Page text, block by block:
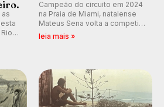
Campeão do circuito em 2024
na Praia de Miami, natalense
Mateus Sena volta a competir
em casa em busca de manter a
leia mais »